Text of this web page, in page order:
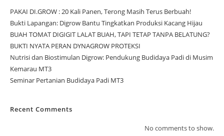
PAKAI DI.GROW : 20 Kali Panen, Terong Masih Terus Berbuah!
Bukti Lapangan: Digrow Bantu Tingkatkan Produksi Kacang Hijau
BUAH TOMAT DIGIGIT LALAT BUAH, TAPI TETAP TANPA BELATUNG?
BUKTI NYATA PERAN DYNAGROW PROTEKSI
Nutrisi dan Biostimulan Digrow: Pendukung Budidaya Padi di Musim
Kemarau MT3
Seminar Pertanian Budidaya Padi MT3
Recent Comments
No comments to show.